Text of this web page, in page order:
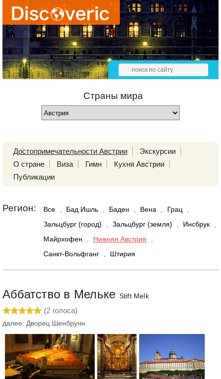
Страны мира
Достопримечательности Австрии
Экскурсии
О стране
Виза Гимн
Кухня Австрии
Публикации
Регион: Все Бад Ишль Баден Вена Грац
Зальцбург (город)
Зальцбург (земля) Инсбрук
Майрхофен
Нижняя Австрия
Санкт-Вольфганг
Штирия
Аббатство в Мельке Stift Melk
(2 голоса)
далее: Дворец Шенбрунн